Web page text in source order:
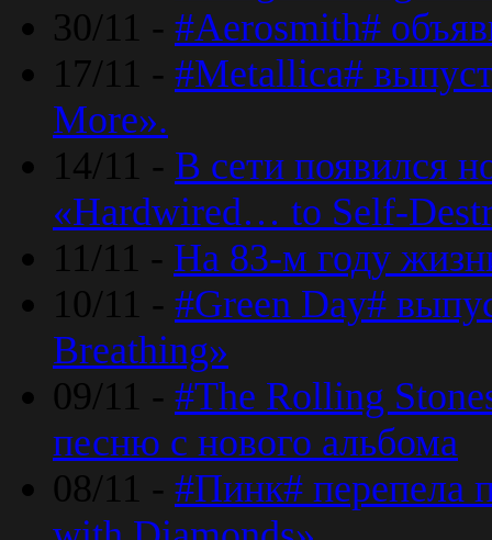
30/11 - #Aerosmith#
17/11 - #Metallica#
More».
14/11 - В сети появился
«Hardwired… to Self-
11/11 - На 83-м году
10/11 - #Green Day#
Breathing»
09/11 - #The Rolling
песню с нового альбома
08/11 - #Пинк# перепела